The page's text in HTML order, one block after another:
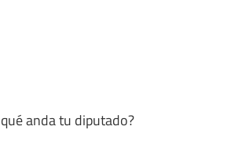
anda tu diputado?